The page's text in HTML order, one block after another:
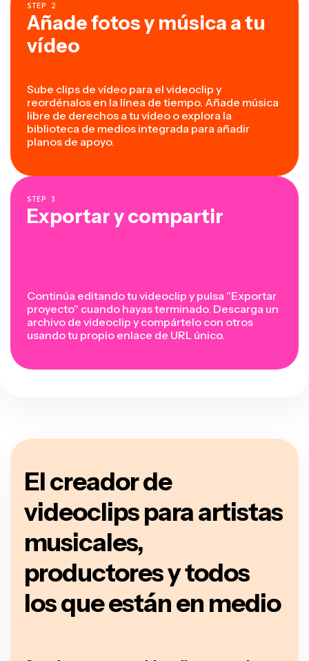
STEP 2
Añade fotos y música a tu
vídeo
Sube clips de vídeo para el videoclip y
reordénalos en la línea de tiempo. Añade música
libre de derechos a tu vídeo o explora la
biblioteca de medios integrada para añadir
planos de apoyo.
STEP 3
Exportar y compartir
Continúa editando tu videoclip y pulsa "Exportar
proyecto" cuando hayas terminado. Descarga un
archivo de videoclip y compártelo con otros
usando tu propio enlace de URL único.
El creador de
videoclips para artistas
musicales,
productores y todos
los que están en medio